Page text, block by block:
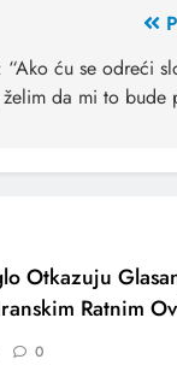
“Ako ću se odreći
da mi to bude
Otkazuju
Ratnim
0